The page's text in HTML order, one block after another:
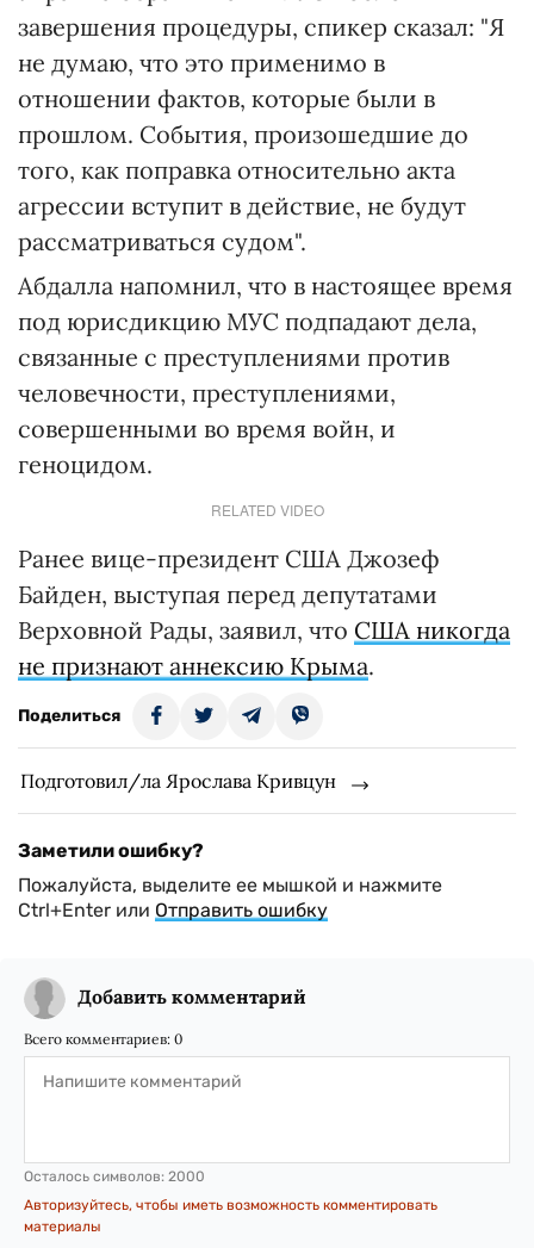
завершения процедуры, спикер сказал: "Я
не думаю, что это применимо в
отношении фактов, которые были в
прошлом. События, произошедшие до
того, как поправка относительно акта
агрессии вступит в действие, не будут
рассматриваться судом".
Абдалла напомнил, что в настоящее время
под юрисдикцию МУС подпадают дела,
связанные с преступлениями против
человечности, преступлениями,
совершенными во время войн, и
геноцидом.
RELATED VIDEO
Ранее вице-президент США Джозеф
Байден, выступая перед депутатами
Верховной Рады, заявил, что США никогда
не признают аннексию Крыма.
Поделиться
Подготовил/ла Ярослава Кривцун
Заметили ошибку?
Пожалуйста, выделите ее мышкой и нажмите
Ctrl+Enter или Отправить ошибку
Добавить комментарий
Всего комментариев: 0
Осталось символов: 2000
Авторизуйтесь, чтобы иметь возможность комментировать
материалы